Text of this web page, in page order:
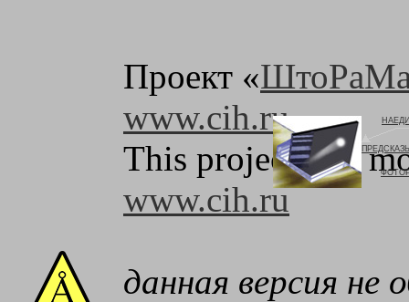
Проект «
www.cih.ru
This project was
www.cih.ru
данная версия не